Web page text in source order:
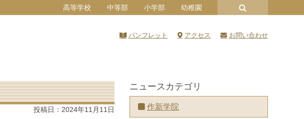
高等学校 中等部 小学部 幼稚園
パンフレット
アクセス お問い合わせ
投稿日： 2024年11月11日
ニュースカテゴリ
作新学院